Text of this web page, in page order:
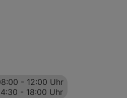
- 12:00 Uhr
- 18:00 Uhr